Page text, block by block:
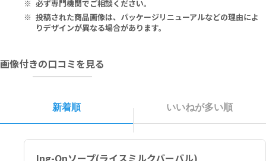
Tetrasodium EDTA, Tetrasodium Etidronate, Propylene Glyc
ol, Potassium Sorbate, o-Cymen-5-ol, Benzoic Acid, Sorbic
Acid, Benzyl Alcohol, Dehydroacetic Acid.
エキス、コメ胚芽エキス、ナイアシンアミド、パンテノール、酢酸ト
コフェロール、安息香酸Ｎａ、ＢＨＴ、亜硫酸Ｎａ、ＥＤＴＡ－４Ｎ
必ず専門機関でご相談ください。
投稿された商品画像は、パッケージリニューアルなどの理由によ
りデザインが異なる場合があります。
画像付きの口コミを見る
新着順 いいねが多い順
Ing-Onソープ(ライスミルクバーバル)